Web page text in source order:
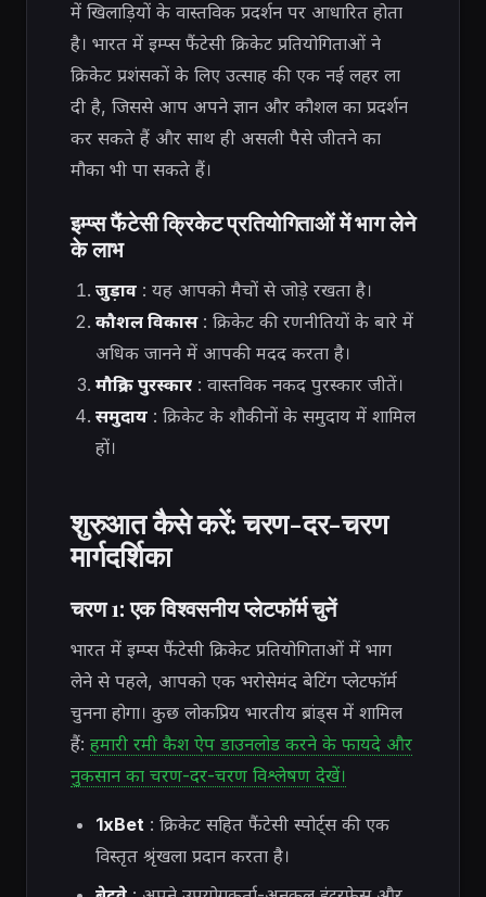
में खिलाड़ियों के वास्तविक प्रदर्शन पर आधारित होता
है। भारत में इम्प्स फैंटेसी क्रिकेट प्रतियोगिताओं ने
क्रिकेट प्रशंसकों के लिए उत्साह की एक नई लहर ला
दी है, जिससे आप अपने ज्ञान और कौशल का प्रदर्शन
कर सकते हैं और साथ ही असली पैसे जीतने का
मौका भी पा सकते हैं।
इम्प्स फैंटेसी क्रिकेट प्रतियोगिताओं में भाग लेने
के लाभ
जुड़ाव: यह आपको मैचों से जोड़े रखता है।
कौशल विकास: क्रिकेट की रणनीतियों के बारे में
अधिक जानने में आपकी मदद करता है।
मौद्रिक पुरस्कार: वास्तविक नकद पुरस्कार जीतें।
समुदाय: क्रिकेट के शौकीनों के समुदाय में शामिल
हों।
शुरुआत कैसे करें: चरण-दर-चरण
मार्गदर्शिका
चरण 1: एक विश्वसनीय प्लेटफॉर्म चुनें
भारत में इम्प्स फैंटेसी क्रिकेट प्रतियोगिताओं में भाग
लेने से पहले, आपको एक भरोसेमंद बेटिंग प्लेटफॉर्म
चुनना होगा। कुछ लोकप्रिय भारतीय ब्रांड्स में शामिल
हैं: हमारी रमी कैश ऐप डाउनलोड करने के फायदे और
नुकसान का चरण-दर-चरण विश्लेषण देखें।
1xBet: क्रिकेट सहित फैंटेसी स्पोर्ट्स की एक
विस्तृत श्रृंखला प्रदान करता है।